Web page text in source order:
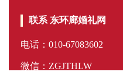
联系 东环廊婚礼网
电话：010-67083602
微信：ZGJTHLW